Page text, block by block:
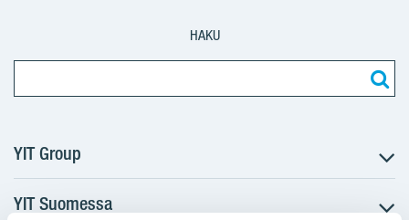
HAKU
YIT Group
Tietoa YIT:stä
YIT Suomessa